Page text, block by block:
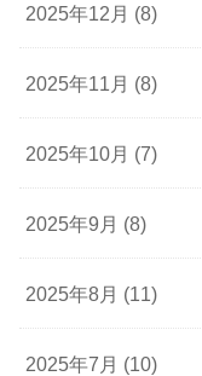
2025年12月 (8)
2025年11月 (8)
2025年10月 (7)
2025年9月 (8)
2025年8月 (11)
2025年7月 (10)